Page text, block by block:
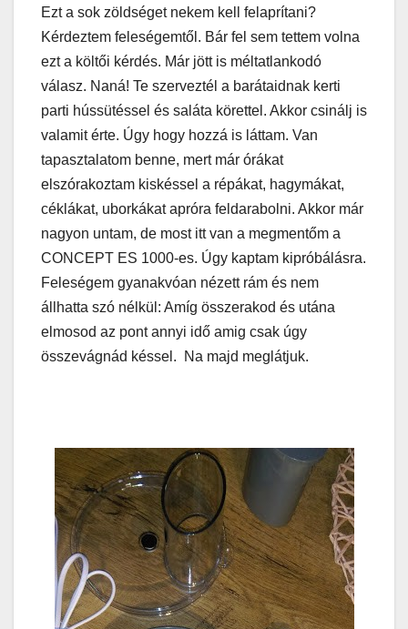
Ezt a sok zöldséget nekem kell felaprítani?
Kérdeztem feleségemtől. Bár fel sem tettem volna
ezt a költői kérdés. Már jött is méltatlankodó
válasz. Naná! Te szerveztél a barátaidnak kerti
parti hússütéssel és saláta körettel. Akkor csinálj is
valamit érte. Úgy hogy hozzá is láttam. Van
tapasztalatom benne, mert már órákat
elszórakoztam kiskéssel a répákat, hagymákat,
céklákat, uborkákat apróra feldarabolni. Akkor már
nagyon untam, de most itt van a megmentőm a
CONCEPT ES 1000-es. Úgy kaptam kipróbálásra.
Feleségem gyanakvóan nézett rám és nem
állhatta szó nélkül: Amíg összerakod és utána
elmosod az pont annyi idő amig csak úgy
összevágnád késsel. Na majd meglátjuk.